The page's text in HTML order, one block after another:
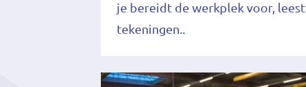
je bereidt de werkplek voor, leest
tekeningen..